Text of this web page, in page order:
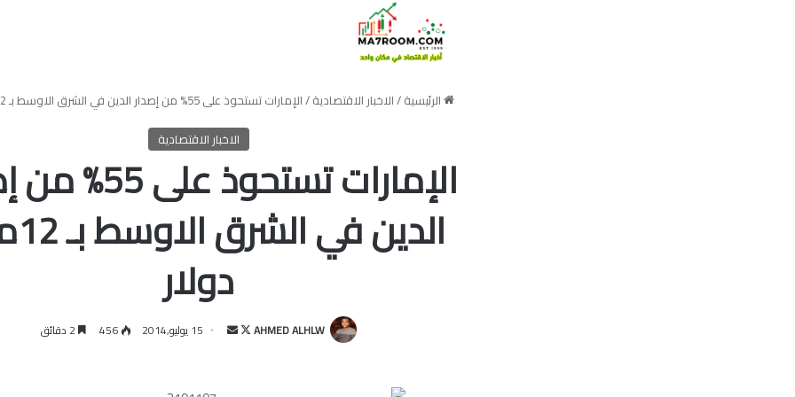
الرئيسية/الاخبار الاقتصادية/الإمارات تستحوذ على 55% من إصدار الدين في الشرق الاوسط بـ 12مليار دولار
الاخبار الاقتصادية
الإمارات تستحوذ
دولار
AHMED ALHLW
تابعأرسل 15 يوليو,2014 456